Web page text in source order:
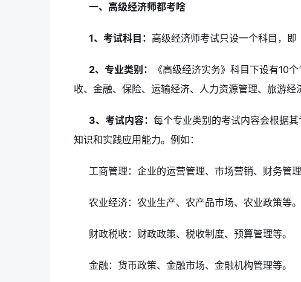
一、高级经济师都考啥
1、考试科目： 高级经济师考试只设一个科目，即
2、专业类别：
《高级经济实务》科目下设有10
收、金融、保险、运输经济、人力资源管理、旅游经
3、考试内容： 每个专业类别的考试内容会根据
知识和实践应用能力。例如：
工商管理：企业的运营管理、市场营销、财务管理
农业经济：农业生产、农产品市场、农业政策等。
财政税收：财政政策、税收制度、预算管理等。
金融：货币政策、金融市场、金融机构管理等。